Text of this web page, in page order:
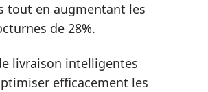
tout en augmentant les
de 28%.
livraison intelligentes
efficacement les